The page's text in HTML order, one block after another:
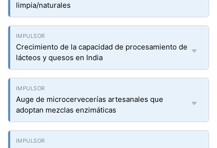
limpia/naturales
Crecimiento de la capacidad de procesamiento de
lácteos y quesos en India
Auge de microcervecerías artesanales que
adoptan mezclas enzimáticas